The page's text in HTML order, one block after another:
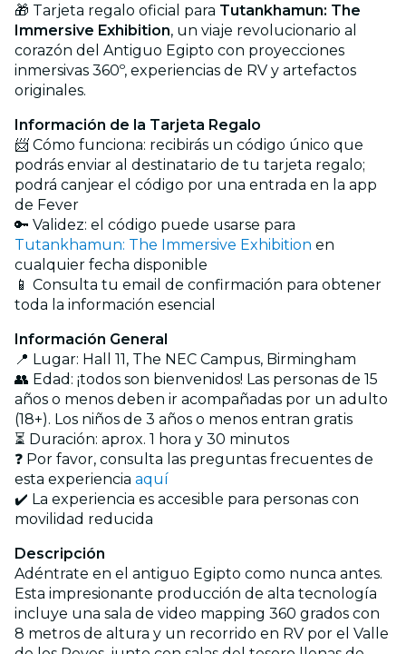
🎁 Tarjeta regalo oficial para Tutankhamun: The
Immersive Exhibition, un viaje revolucionario al
corazón del Antiguo Egipto con proyecciones
inmersivas 360º, experiencias de RV y artefactos
originales.
Información de la Tarjeta Regalo
📨 Cómo funciona: recibirás un código único que
podrás enviar al destinatario de tu tarjeta regalo;
podrá canjear el código por una entrada en la app
de Fever
🔑 Validez: el código puede usarse para
Tutankhamun: The Immersive Exhibition en
cualquier fecha disponible
📱 Consulta tu email de confirmación para obtener
toda la información esencial
Información General
📍 Lugar: Hall 11, The NEC Campus, Birmingham
👥 Edad: ¡todos son bienvenidos! Las personas de 15
años o menos deben ir acompañadas por un adulto
(18+). Los niños de 3 años o menos entran gratis
⏳ Duración: aprox. 1 hora y 30 minutos
❓ Por favor, consulta las preguntas frecuentes de
esta experiencia aquí
✔️ La experiencia es accesible para personas con
movilidad reducida
Descripción
Adéntrate en el antiguo Egipto como nunca antes.
Esta impresionante producción de alta tecnología
incluye una sala de video mapping 360 grados con
8 metros de altura y un recorrido en RV por el Valle